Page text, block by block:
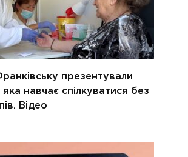
презентували
яка навчає спілкуватися без
Відео